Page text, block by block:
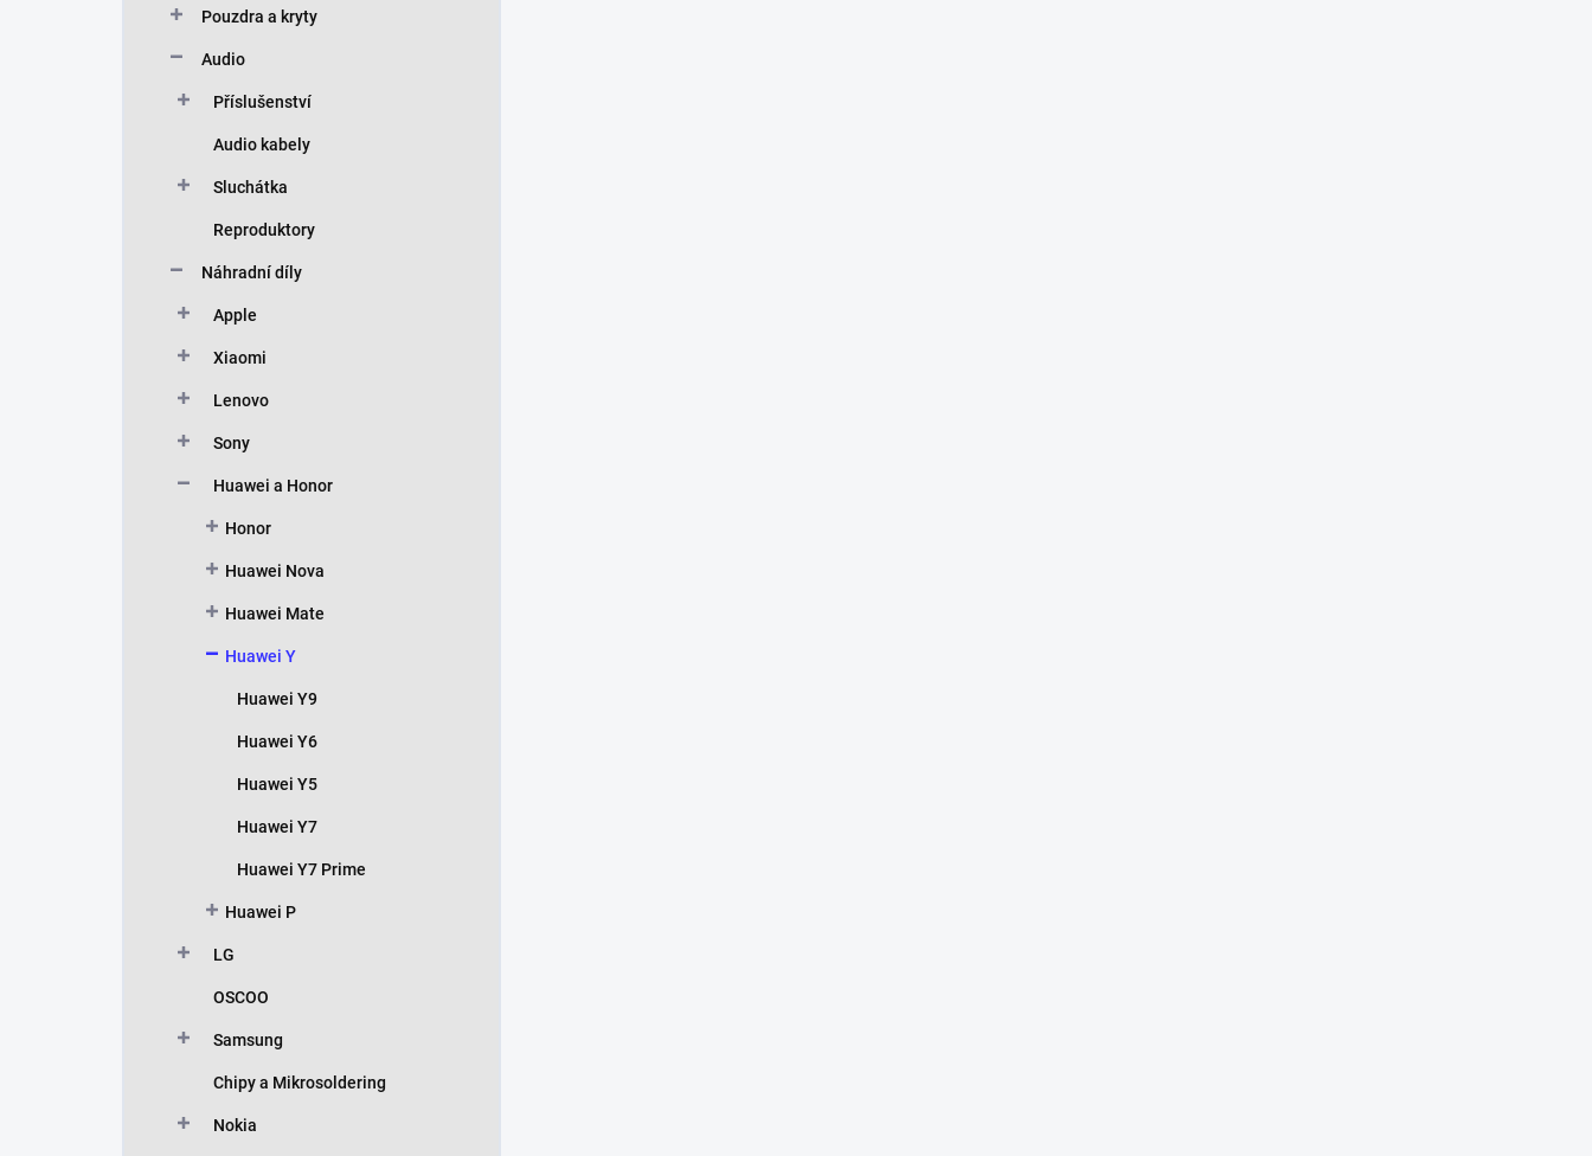
Pouzdra a kryty
Audio
Příslušenství
Audio kabely
Sluchátka
Reproduktory
Náhradní díly
Apple
Xiaomi
Lenovo
Sony
Huawei a Honor
Honor
Huawei Nova
Huawei Mate
Huawei Y
Huawei Y9
Huawei Y6
Huawei Y5
Huawei Y7
Huawei Y7 Prime
Huawei P
LG
OSCOO
Samsung
Chipy a Mikrosoldering
Nokia